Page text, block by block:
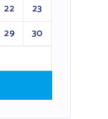
22
23
29
30